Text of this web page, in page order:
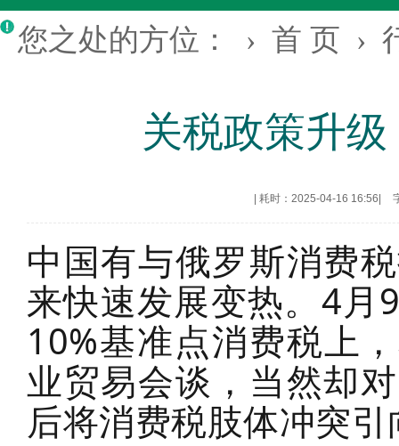
您之处的方位： › 首 页 ›
关税政策升
耗时：2025-04-16 16:56
中国有与俄罗斯消费
来快速发展变热。4月
10%基准点消费税上
业贸易会谈，当然却
后将消费税肢体冲突